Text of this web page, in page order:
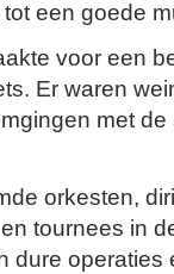
een goede
voor een
Er waren
met
orkesten,
tournees in
dure